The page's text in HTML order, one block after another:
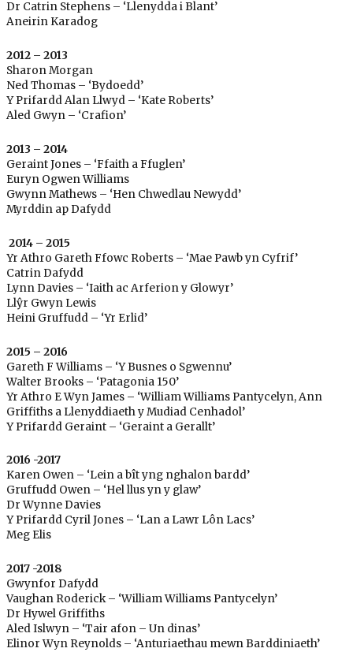
Dr Catrin Stephens – ‘Llenydda i Blant’
Aneirin Karadog
2012 – 2013
Sharon Morgan
Ned Thomas – ‘Bydoedd’
Y Prifardd Alan Llwyd – ‘Kate Roberts’
Aled Gwyn – ‘Crafion’
2013 – 2014
Geraint Jones – ‘Ffaith a Ffuglen’
Euryn Ogwen Williams
Gwynn Mathews – ‘Hen Chwedlau Newydd’
Myrddin ap Dafydd
2014 – 2015
Yr Athro Gareth Ffowc Roberts – ‘Mae Pawb yn Cyfrif’
Catrin Dafydd
Lynn Davies – ‘Iaith ac Arferion y Glowyr’
Llŷr Gwyn Lewis
Heini Gruffudd – ‘Yr Erlid’
2015 – 2016
Gareth F Williams – ‘Y Busnes o Sgwennu’
Walter Brooks – ‘Patagonia 150’
Yr Athro E Wyn James – ‘William Williams Pantycelyn, Ann
Griffiths a Llenyddiaeth y Mudiad Cenhadol’
Y Prifardd Geraint – ‘Geraint a Gerallt’
2016 -2017
Karen Owen – ‘Lein a bît yng nghalon bardd’
Gruffudd Owen – ‘Hel llus yn y glaw’
Dr Wynne Davies
Y Prifardd Cyril Jones – ‘Lan a Lawr Lôn Lacs’
Meg Elis
2017 -2018
Gwynfor Dafydd
Vaughan Roderick – ‘William Williams Pantycelyn’
Dr Hywel Griffiths
Aled Islwyn – ‘Tair afon – Un dinas’
Elinor Wyn Reynolds – ‘Anturiaethau mewn Barddiniaeth’